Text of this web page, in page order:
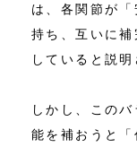
は、各関節が
持ち、互いに
していると説明
しかし、この
能を補おうと